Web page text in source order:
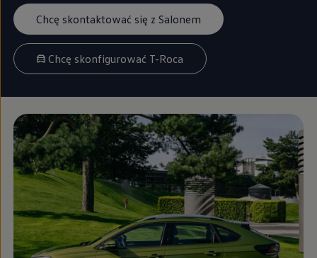
Chcę skontaktować się z Salonem
Chcę skonfigurować T-Roca